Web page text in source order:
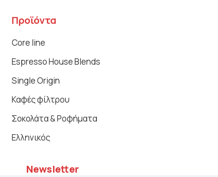
Προϊόντα
Core line
Espresso House Blends
Single Origin
Καφές φίλτρου
Σοκολάτα & Ροφήματα
Ελληνικός
Newsletter